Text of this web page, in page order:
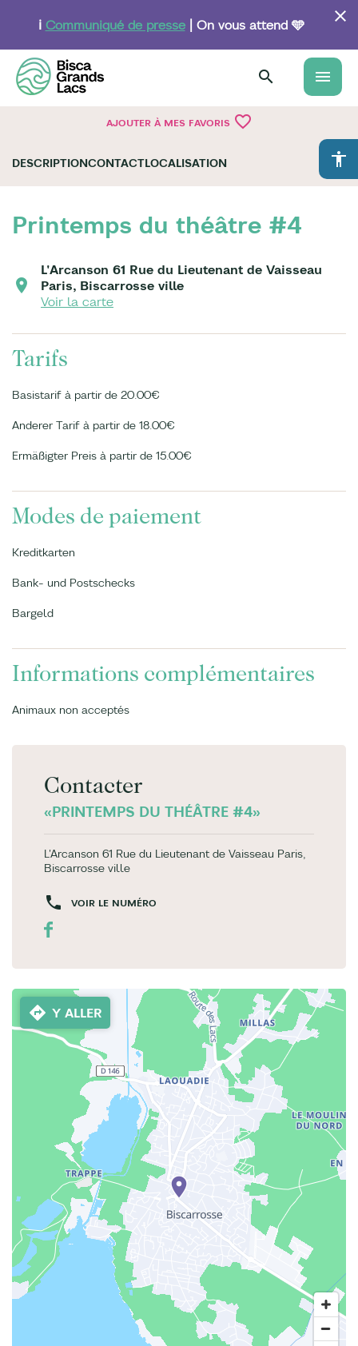
principal
ℹ️ Communiqué de presse| On vous attend 🩵
menu
AJOUTER À MES FAVORIS favorite_border
accessibility
DESCRIPTIONCONTACTLOCALISATION
Printemps du théâtre #4
L'Arcanson 61 Rue du Lieutenant de Vaisseau
Paris, Biscarrosse ville
Voir la carte
Tarifs
Basistarif à partir de 20.00€
Anderer Tarif à partir de 18.00€
Ermäßigter Preis à partir de 15.00€
Modes de paiement
Kreditkarten
Bank- und Postschecks
Bargeld
Informations complémentaires
Animaux non acceptés
Contacter
«PRINTEMPS DU THÉÂTRE #4»
L'Arcanson 61 Rue du Lieutenant de Vaisseau Paris,
Biscarrosse ville
VOIR LE NUMÉRO
Y ALLER